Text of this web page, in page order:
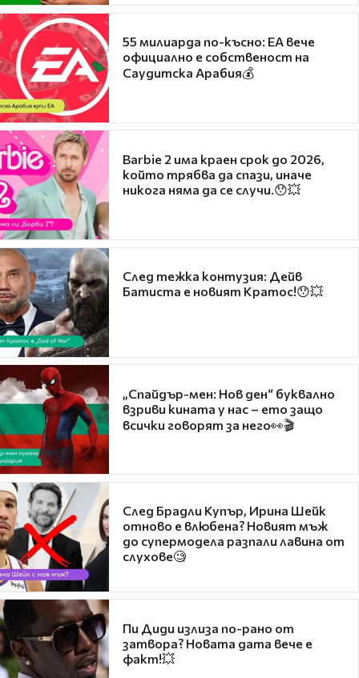
55 милиарда по-късно: EA вече
официално е собственост на
Саудитска Арабия💰
Barbie 2 има краен срок до 2026,
който трябва да спази, иначе
никога няма да се случи.😯💥
След тежка контузия: Дейв
Батиста е новият Кратос!😯💥
„Спайдър-мен: Нов ден“ буквално
взриви кината у нас – ето защо
всички говорят за него👀🎬
След Брадли Купър, Ирина Шейк
отново е влюбена? Новият мъж
до супермодела разпали лавина от
слухове🧐
Пи Диди излиза по-рано от
затвора? Новата дата вече е
факт!💥